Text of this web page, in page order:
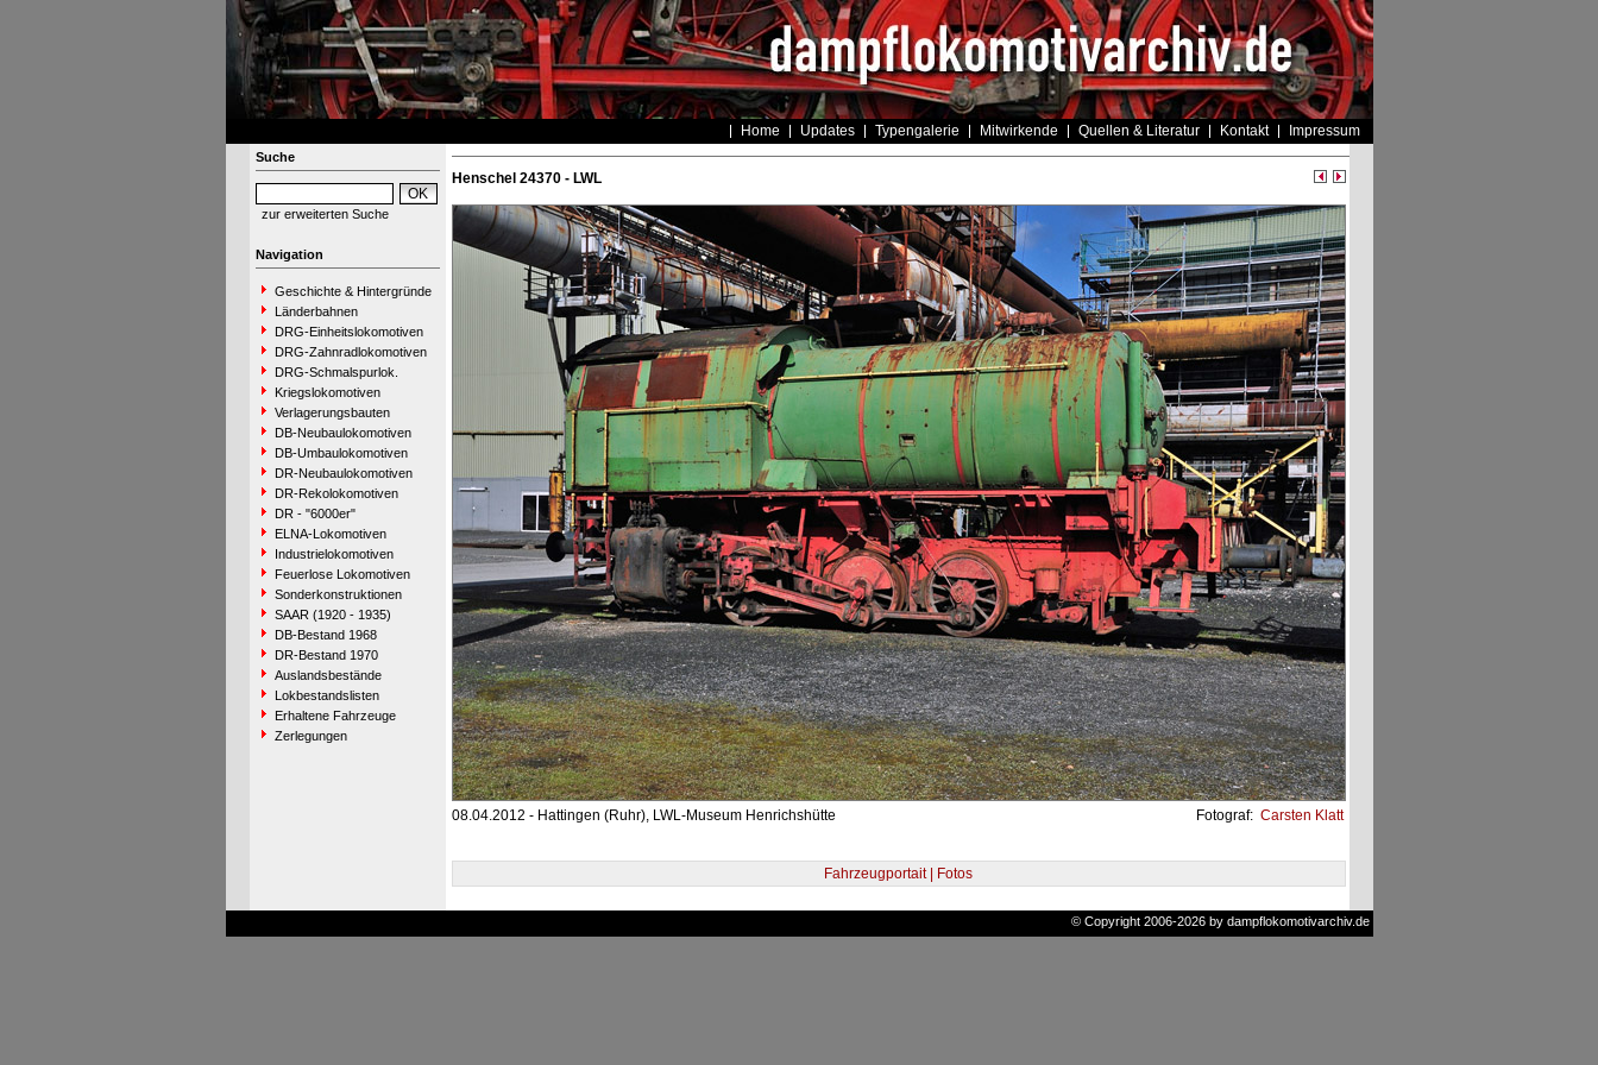
Home Updates Typengalerie Mitwirkende Quellen & Literatur Kontakt Impressum
Suche
zur erweiterten Suche
Navigation
Geschichte & Hintergründe
Länderbahnen
DRG-Einheitslokomotiven
DRG-Zahnradlokomotiven
DRG-Schmalspurlok.
Kriegslokomotiven
Verlagerungsbauten
DB-Neubaulokomotiven
DB-Umbaulokomotiven
DR-Neubaulokomotiven
DR-Rekolokomotiven
DR - "6000er"
ELNA-Lokomotiven
Industrielokomotiven
Feuerlose Lokomotiven
Sonderkonstruktionen
SAAR (1920 - 1935)
DB-Bestand 1968
DR-Bestand 1970
Auslandsbestände
Lokbestandslisten
Erhaltene Fahrzeuge
Zerlegungen
Henschel 24370 - LWL
08.04.2012 - Hattingen (Ruhr), LWL-Museum Henrichshütte Fotograf: Carsten Klatt
Fahrzeugportait | Fotos
© Copyright 2006-2026 by dampflokomotivarchiv.de